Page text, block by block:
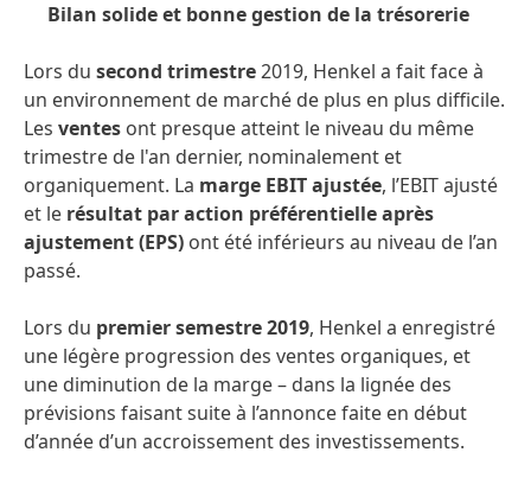
Bilan solide et bonne gestion de la trésorerie
Lors du second trimestre2019, Henkel a fait face à
un environnement de marché de plus en plus difficile.
Les ventes ont presque atteint le niveau du même
trimestre de l'an dernier, nominalement et
organiquement. La marge EBIT ajustée, l’EBIT ajusté
et le résultat par action préférentielle après
ajustement(EPS) ont été inférieurs au niveau de l’an
passé.
Lors du premier semestre 2019, Henkel a enregistré
une légère progression des ventes organiques, et
une diminution de la marge – dans la lignée des
prévisions faisant suite à l’annonce faite en début
d’année d’un accroissement des investissements.